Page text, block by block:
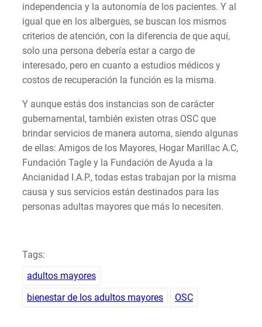
independencia y la autonomía de los pacientes. Y al
igual que en los albergues, se buscan los mismos
criterios de atención, con la diferencia de que aquí,
solo una persona debería estar a cargo de
interesado, pero en cuanto a estudios médicos y
costos de recuperación la función es la misma.
Y aunque estás dos instancias son de carácter
gubernamental, también existen otras OSC que
brindar servicios de manera automa, siendo algunas
de ellas: Amigos de los Mayores, Hogar Marillac A.C,
Fundación Tagle y la Fundación de Ayuda a la
Ancianidad I.A.P., todas estas trabajan por la misma
causa y sus servicios están destinados para las
personas adultas mayores que más lo necesiten.
Tags:
adultos mayores
bienestar de los adultos mayores
OSC